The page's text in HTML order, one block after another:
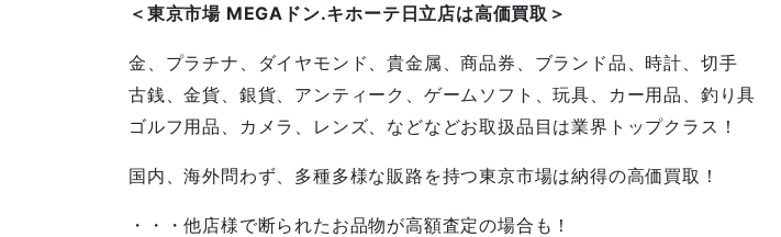
＜東京市場 MEGAドン.キホーテ日立店は高価買取＞
金、プラチナ、ダイヤモンド、貴金属、商品券、ブランド品、時計、切手
古銭、金貨、銀貨、アンティーク、ゲームソフト、玩具、カー用品、釣り具
ゴルフ用品、カメラ、レンズ、などなどお取扱品目は業界トップクラス！
国内、海外問わず、多種多様な販路を持つ東京市場は納得の高価買取！
・・・他店様で断られたお品物が高額査定の場合も！